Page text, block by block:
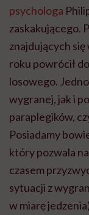
psychologa
zaskakującego.
znajdujących
roku powrócił
losowego.
wygranej, jak i
paraplegików,
Posiadamy
który pozwala
czasem
sytuacji z
w miarę